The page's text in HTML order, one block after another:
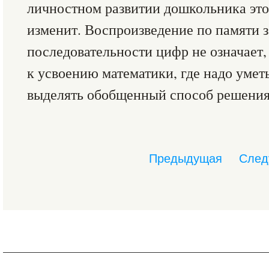
личностном развитии дошкольника
изменит. Воспроизведение по памяти
последовательности цифр не
к усвоению математики, где надо
выделять обобщенный способ
Предыдущая